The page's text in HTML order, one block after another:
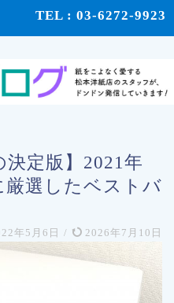
TEL : 03-6272-9923
決定版】2021年
厳選したベストバ
年5月6日 / 2026年7月10日